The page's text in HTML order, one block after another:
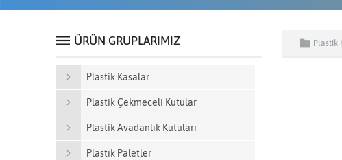
Plastik
ÜRÜN GRUPLARIMIZ
Plastik Kasalar
Plastik Çekmeceli Kutular
Plastik Avadanlık Kutuları
Plastik Paletler